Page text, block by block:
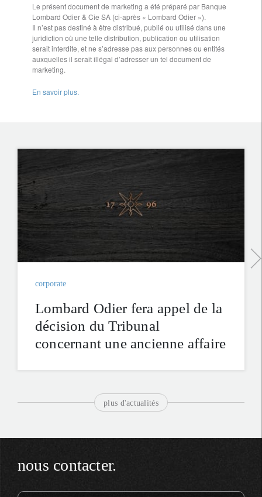
Le présent document de marketing a été préparé par Banque
Lombard Odier & Cie SA (ci-après « Lombard Odier »).
Il n’est pas destiné à être distribué, publié ou utilisé dans une
juridiction où une telle distribution, publication ou utilisation
serait interdite, et ne s’adresse pas aux personnes ou entités
auxquelles il serait illégal d’adresser un tel document de
marketing.
En savoir plus.
corporate
Lombard Odier fera appel de la
décision du Tribunal
concernant une ancienne affaire
plus d'actualités
nous contacter.